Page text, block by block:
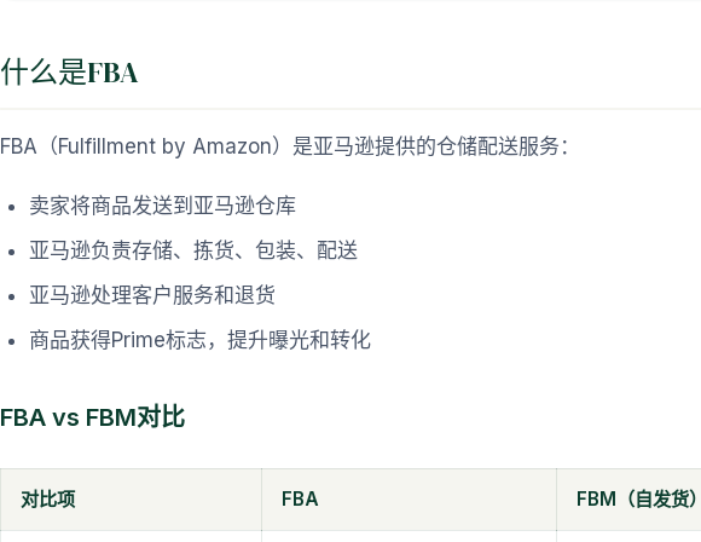
什么是FBA
FBA（Fulfillment by Amazon）是亚马逊提供的仓储配送服务：
卖家将商品发送到亚马逊仓库
亚马逊负责存储、拣货、包装、配送
亚马逊处理客户服务和退货
商品获得Prime标志，提升曝光和转化
FBA vs FBM对比
对比项 FBA FBM（自发货